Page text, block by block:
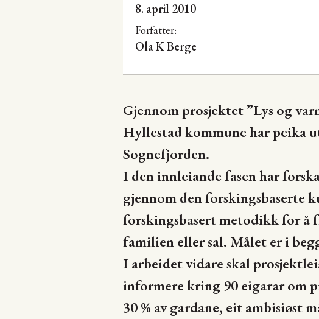
8. april 2010
Forfatter:
Ola K Berge
Gjennom prosjektet ”Lys og
Hyllestad kommune har peika
Sognefjorden.
I den innleiande fasen har
gjennom den forskingsbaserte
forskingsbasert metodikk for å
familien eller sal. Målet er i
I arbeidet vidare skal
informere kring 90 eigarar om
30 % av gardane, eit ambisiøst